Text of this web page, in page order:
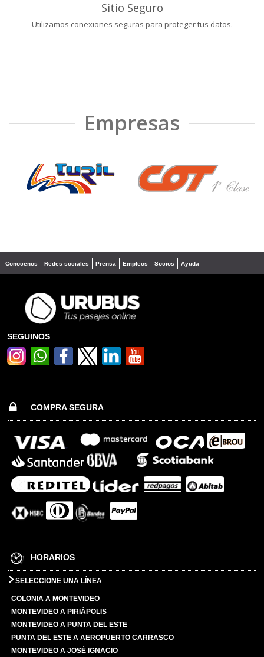
Sitio Seguro
Utilizamos conexiones seguras para proteger tus datos.
Empresas
❮ ❯
Conocenos Redes sociales Prensa Empleos Socios Ayuda
SEGUINOS
COMPRA SEGURA
HORARIOS
SELECCIONE UNA LÍNEA
COLONIA A MONTEVIDEO
MONTEVIDEO A PIRIÁPOLIS
MONTEVIDEO A PUNTA DEL ESTE
PUNTA DEL ESTE A AEROPUERTO CARRASCO
MONTEVIDEO A JOSÉ IGNACIO